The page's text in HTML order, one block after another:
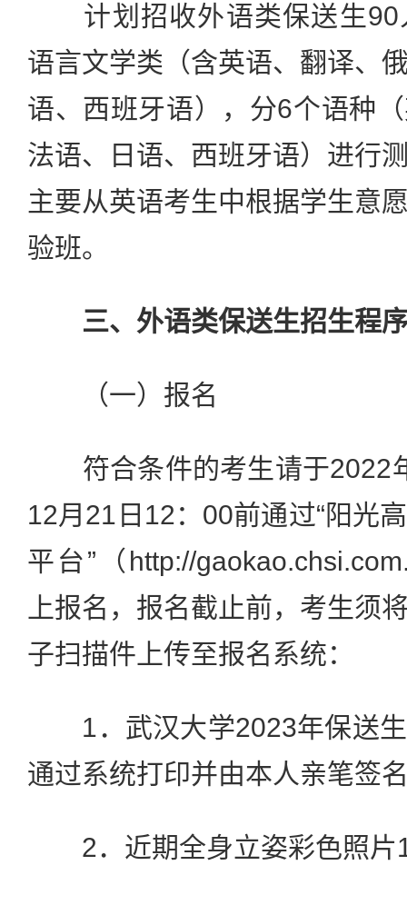
计划招收外语类保送生90
语言文学类（含英语、翻译、
语、西班牙语），分6个语种
法语、日语、西班牙语）进行
主要从英语考生中根据学生意
验班。
三、外语类保送生招生程
（一）报名
符合条件的考生请于2022
12月21日12：00前通过“阳光
平台”（http://
上报名，报名截止前，考生须
子扫描件上传至报名系统：
1．武汉大学2023年保送生
通过系统打印并由本人亲笔签
2．近期全身立姿彩色照片